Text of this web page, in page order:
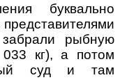
буквально
рыбную
кг), а потом
суд и там